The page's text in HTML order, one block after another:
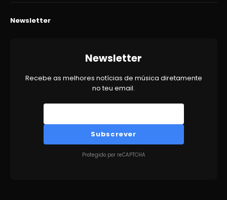
Newsletter
Newsletter
Recebe as melhores notícias de música diretamente
no teu email.
Subscrever
Protegido por reCAPTCHA